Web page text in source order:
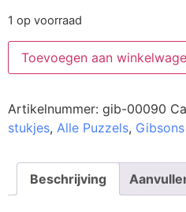
1 op voorraad
Toevoegen aan
Artikelnummer: gib-00090
stukjes, Alle Puzzels, Gibsons
Beschrijving